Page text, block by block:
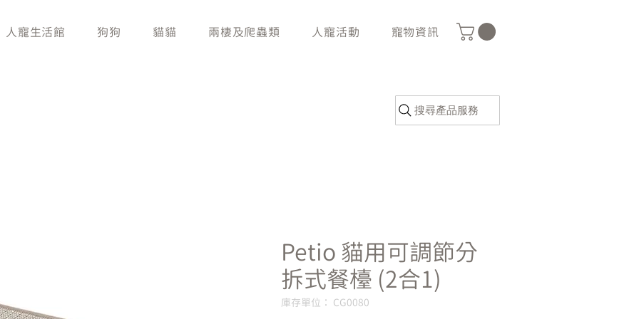
人寵生活館 狗狗 貓貓 兩棲及爬蟲類 人寵活動 寵物資訊
搜尋產品服務
Petio 貓用可調節分
拆式餐檯 (2合1)
庫存單位： CG0080